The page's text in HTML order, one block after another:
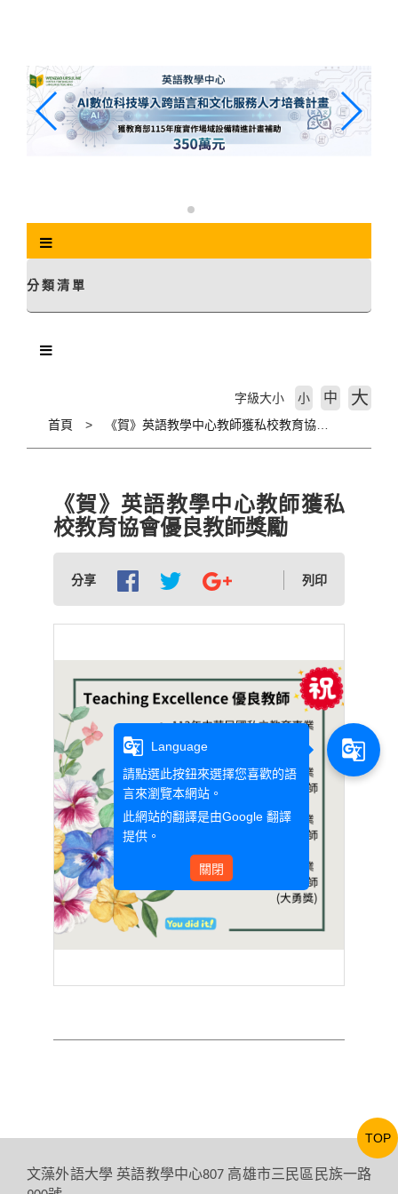
分類清單
首頁
字級大小 小 中 大
《賀》英語教學中心教師獲私
校教育協會優良教師獎勵
分享 列印
文藻外語大學 英語教學中心807 高雄市三民區民族一路
TOP
g_translate
Language
請點選此按鈕來選擇您喜歡的語
言來瀏覽本網站。
此網站的翻譯是由Google 翻譯
提供。
關閉
g_translate